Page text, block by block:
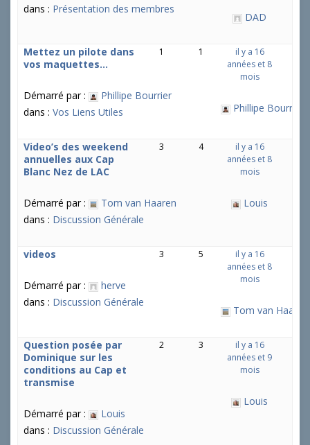
dans : Présentation des membres
DAD
Mettez un pilote dans
vos maquettes…
Démarré par :
Phillipe Bourrier
dans : Vos Liens Utiles
1 1
il y a 16
années et 8
mois
Phillipe Bourrier
Video’s des weekend
annuelles aux Cap
Blanc Nez de LAC
Démarré par :
Tom van Haaren
dans : Discussion Générale
3 4
il y a 16
années et 8
mois
Louis
videos
Démarré par :
herve
dans : Discussion Générale
3 5
il y a 16
années et 8
mois
Tom van Haaren
Question posée par
Dominique sur les
conditions au Cap et
transmise
Démarré par :
Louis
dans : Discussion Générale
2 3
il y a 16
années et 9
mois
Louis